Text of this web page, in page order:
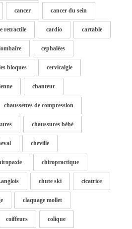
cancer cancer du sein
retractile cardio cartable
cephalées
bloques cervicalgie
chanteur
chaussettes de compression
chaussures bébé
cheville
chiropractique
chute ski cicatrice
claquage mollet
coiffeurs colique